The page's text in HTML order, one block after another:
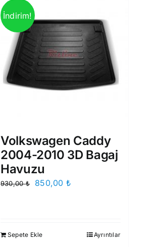
İndirim!
Volkswagen Caddy
2004-2010 3D Bagaj
Havuzu
930,00₺
Orijinal
850,00 ₺
Sepete Ekle Ayrıntılar